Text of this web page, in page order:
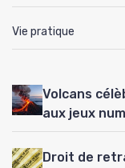
Vie pratique
Volcans
aux jeux
Droit de